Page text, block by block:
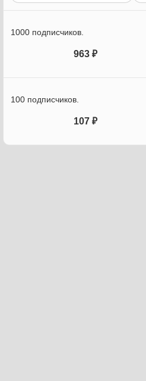
1000 подписчиков.
963 ₽
100 подписчиков.
107 ₽